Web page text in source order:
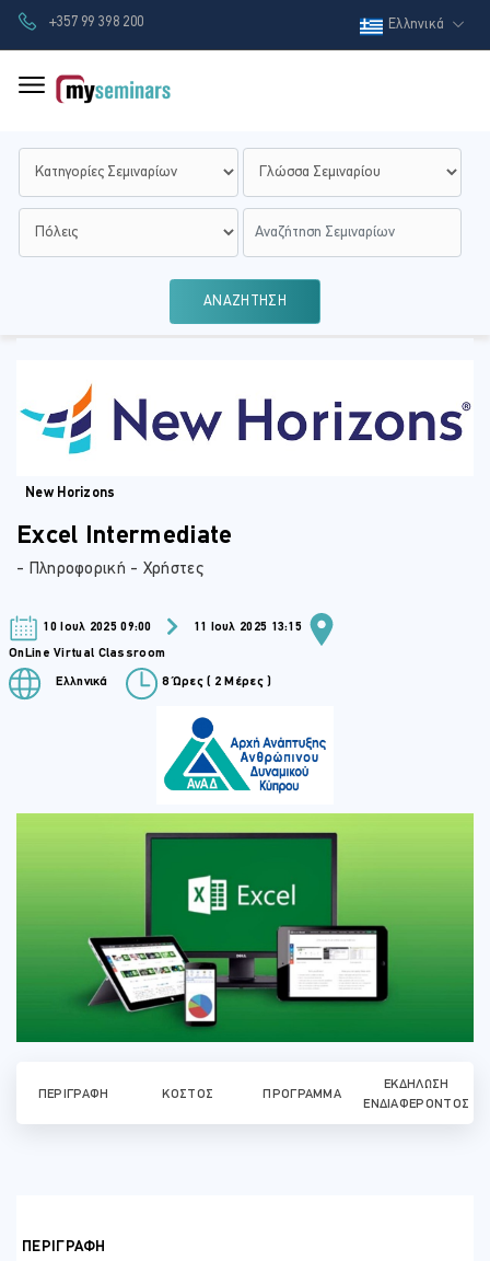
+357 99 398 200 Ελληνικά
ΑΝΑΖΗΤΗΣΗ
New Horizons
Excel Intermediate
- Πληροφορική - Χρήστες
10 Ιουλ 2025 09:00
11 Ιουλ 2025 13:15
OnLine Virtual Classroom
Ελληνικά 8 Ώρες ( 2 Μέρες )
ΠΕΡΙΓΡΑΦΉ ΚΌΣΤΟΣ ΠΡΌΓΡΑΜΜΑ
ΕΚΔΉΛΩΣΗ
ΕΝΔΙΑΦΈΡΟΝΤΟΣ
ΠΕΡΙΓΡΑΦΗ